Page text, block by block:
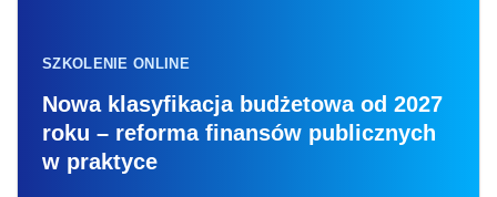
SZKOLENIE ONLINE
Nowa klasyfikacja budżetowa od 2027
roku – reforma finansów publicznych
w praktyce